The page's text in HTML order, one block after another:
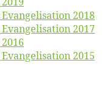
2018
2017
2015